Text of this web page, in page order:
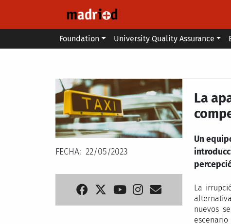
Main menu
Foundation University Quality Assurance
FECHA 22/05/2023
La
Un
La
nuevos